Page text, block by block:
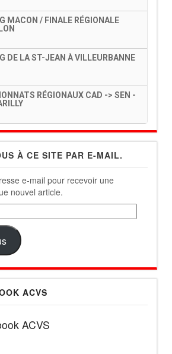
MACON / FINALE RÉGIONALE
DE LA ST-JEAN À VILLEURBANNE
RÉGIONAUX CAD -> SEN -
À CE SITE PAR E-MAIL.
e-mail pour recevoir une
nouvel article.
ACVS
ACVS